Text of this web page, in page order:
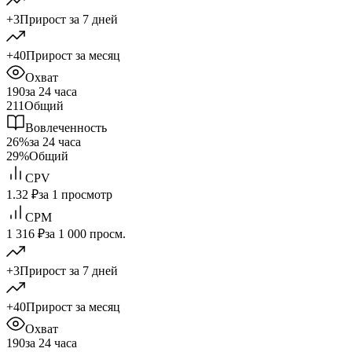
+3Прирост за 7 дней
+40Прирост за месяц
Охват
190за 24 часа
211Общий
Вовлеченность
26%за 24 часа
29%Общий
CPV
1.32 ₽за 1 просмотр
CPM
1 316 ₽за 1 000 просм.
+3Прирост за 7 дней
+40Прирост за месяц
Охват
190за 24 часа